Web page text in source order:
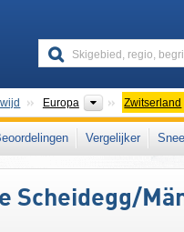
Europa Continenten
Zwitserland
ligt ook in: Lauterbrunnental
Vergelijker
Scheidegg/​